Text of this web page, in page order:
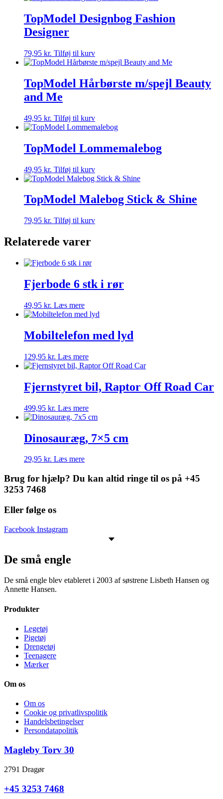
TopModel Designbog Fashion
Designer
79,95 kr. Tilføj til kurv
TopModel Hårbørste m/spejl Beauty
and Me
49,95 kr. Tilføj til kurv
TopModel Lommemalebog
49,95 kr. Tilføj til kurv
TopModel Malebog Stick & Shine
79,95 kr. Tilføj til kurv
Relaterede varer
Fjerbode 6 stk i rør
49,95 kr. Læs mere
Mobiltelefon med lyd
129,95 kr. Læs mere
Fjernstyret bil, Raptor Off Road Car
499,95 kr. Læs mere
Dinosauræg, 7×5 cm
29,95 kr. Læs mere
Brug for hjælp? Du kan altid ringe til os på +45
3253 7468
Eller følge os
Facebook Instagram
De små engle
De små engle blev etableret i 2003 af søstrene Lisbeth Hansen og
Annette Hansen.
Produkter
Legetøj
Pigetøj
Drengetøj
Teenagere
Mærker
Om os
Om os
Cookie og privatlivspolitik
Handelsbetingelser
Persondatapolitik
Magleby Torv 30
2791 Dragør
+45 3253 7468